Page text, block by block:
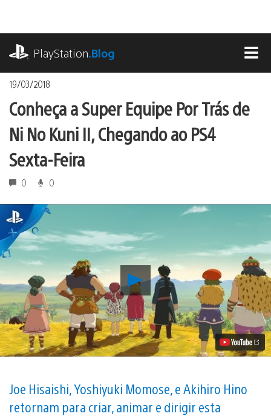
o
conteúdoPlayStation.Blog
19/03/2018
Conheça a Super Equipe Por Trás de
Ni No Kuni II, Chegando ao PS4
Sexta-Feira
0 0
Reproduzir
Conheça
a
Super
Equipe
Por
Trás
de
Kuni
II,
Chegando
Joe Hisaishi, Yoshiyuki Momose, e Akihiro Hino
retornam para criar, animar e dirigir esta